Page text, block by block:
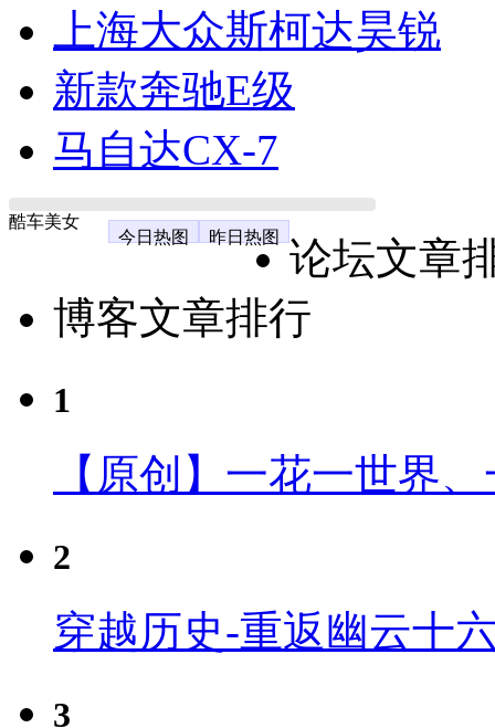
上海大众斯柯达昊锐
新款奔驰E级
马自达CX-7
酷车美女
今日热图
昨日热图
论坛文章
博客文章排行
1
【原创】一花一世界
2
穿越历史-重返幽云十
3